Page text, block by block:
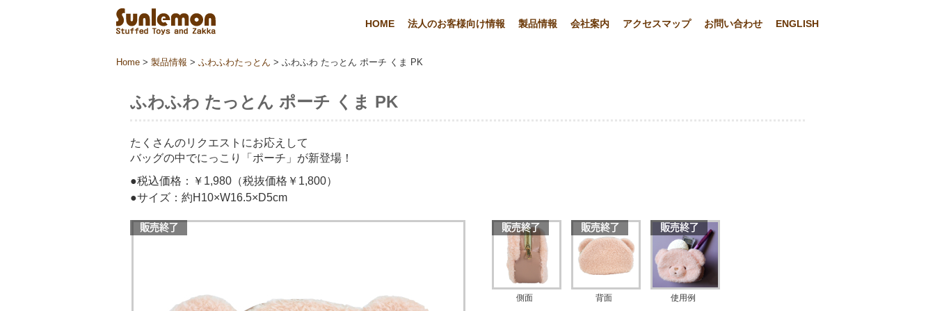
HOME 法人のお客様向け情報 製品情報 会社案内 アクセスマップ お問い合わせ ENGLISH
Home > 製品情報 > ふわふわたっとん > ふわふわ たっとん ポーチ くま PK
ふわふわ たっとん ポーチ くま PK
たくさんのリクエストにお応えして
バッグの中でにっこり「ポーチ」が新登場！
●税込価格：￥1,980（税抜価格￥1,800）
●サイズ：約H10×W16.5×D5cm
側面 背面 使用例